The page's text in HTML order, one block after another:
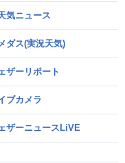
気ニュース
ダス(実況天気)
ザーリポート
ブカメラ
ザーニュースLiVE